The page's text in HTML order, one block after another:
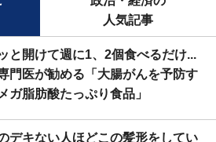
人気記事
と開けて週に1、2個食べるだけ...
門医が勧める「大腸がんを予防す
ガ脂肪酸たっぷり食品」
デキない人ほどこの髪形をしてい